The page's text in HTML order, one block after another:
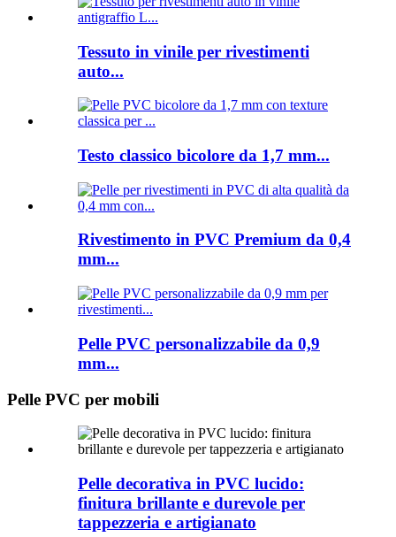
Tessuto in vinile per rivestimenti
auto...
Testo classico bicolore da 1,7 mm...
Rivestimento in PVC Premium da 0,4
mm...
Pelle PVC personalizzabile da 0,9
mm...
Pelle PVC per mobili
Pelle decorativa in PVC lucido:
finitura brillante e durevole per
tappezzeria e artigianato